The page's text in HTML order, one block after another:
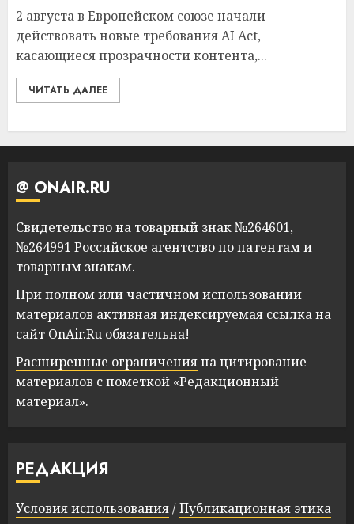
2 августа в Европейском союзе начали
действовать новые требования AI Act,
касающиеся прозрачности контента,...
ЧИТАТЬ ДАЛЕЕ
@ ONAIR.RU
Свидетельство на товарный знак №264601,
№264991 Российское агентство по патентам и
товарным знакам.
При полном или частичном использовании
материалов активная индексируемая ссылка на
сайт OnAir.Ru обязательна!
Расширенные ограниченияна цитирование
материалов с пометкой «Редакционный
материал».
РЕДАКЦИЯ
Условия использования/Публикационная этика